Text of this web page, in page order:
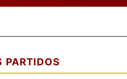
PARTIDOS